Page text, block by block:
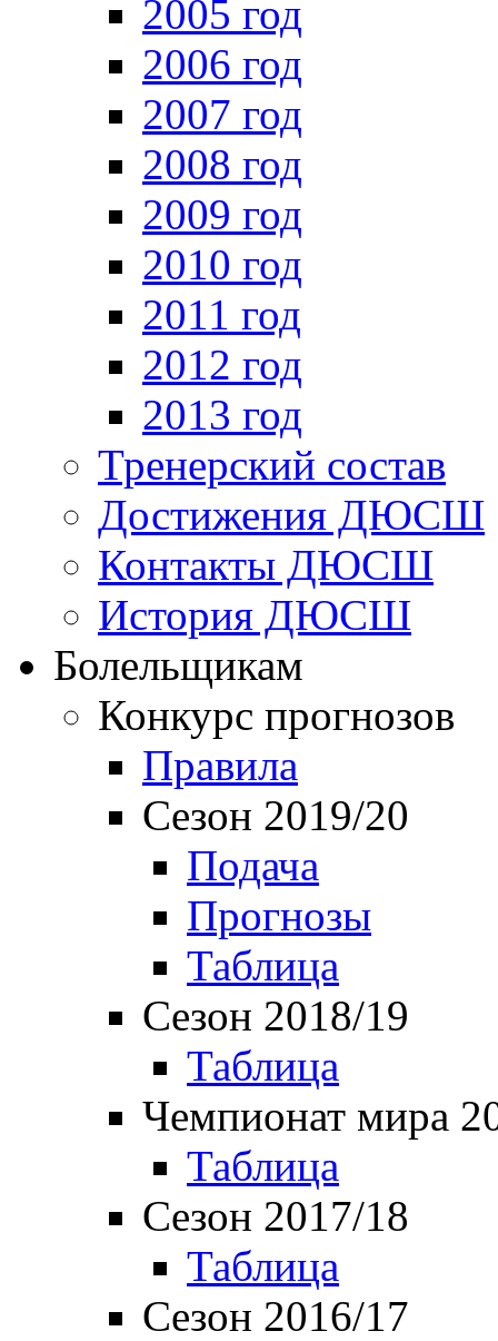
2005 год
2006 год
2007 год
2008 год
2009 год
2010 год
2011 год
2012 год
2013 год
Тренерский состав
Достижения ДЮСШ
Контакты ДЮСШ
История ДЮСШ
Болельщикам
Конкурс прогнозов
Правила
Сезон 2019/20
Подача
Прогнозы
Таблица
Сезон 2018/19
Таблица
Чемпионат мира
Таблица
Сезон 2017/18
Таблица
Сезон 2016/17